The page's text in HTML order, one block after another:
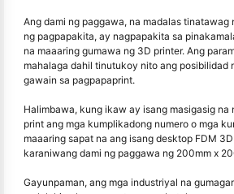
Ang dami ng paggawa, na madalas tinatawag
ng pagpapakita, ay nagpapakita sa
na maaaring gumawa ng 3D printer. Ang
mahalaga dahil tinutukoy nito ang posibilidad
gawain sa pagpapaprint.
Halimbawa, kung ikaw ay isang masigasig na
print ang mga kumplikadong numero o mga
maaaring sapat na ang isang desktop FDM
karaniwang dami ng paggawa ng 200mm x
Gayunpaman, ang mga industriyal na